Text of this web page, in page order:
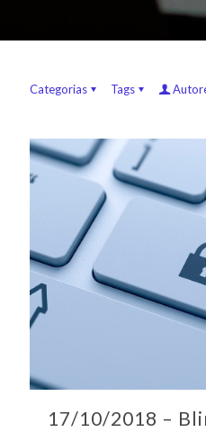
Categorias Tags
17/10/2018 –